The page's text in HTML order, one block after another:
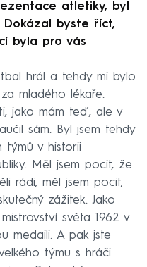
atletiky, byl
Dokázal byste říct,
byla pro vás
hrál a tehdy mi bylo
mladého lékaře.
jako mám teď, ale v
sám. Byl jsem tehdy
týmů v historii
Měl jsem pocit, že
rádi, měl jsem pocit,
zážitek. Jako
světa 1962 v
medaili. A pak jste
týmu s hráči